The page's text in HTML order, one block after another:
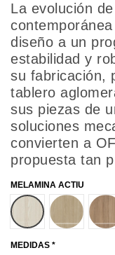
La evolución
diseño a un
estabilidad y
su fabricación,
tablero
sus piezas de
soluciones
convierten a
propuesta tan
MELAMINA ACTIU
ACACIA
ROBLE
MEDIDAS *